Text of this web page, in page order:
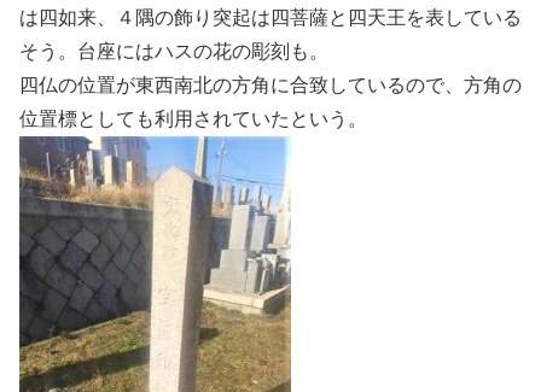
は四如来、４隅の飾り突起は四菩薩と四天王を表している
そう。台座にはハスの花の彫刻も。
四仏の位置が東西南北の方角に合致しているので、方角の
位置標としても利用されていたという。